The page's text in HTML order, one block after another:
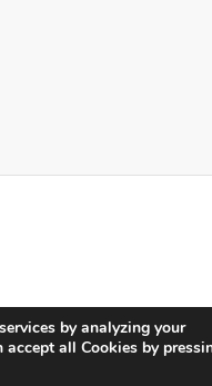
by analyzing your
accept all Cookies by